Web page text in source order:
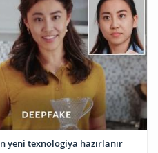
yeni texnologiya hazırlanır